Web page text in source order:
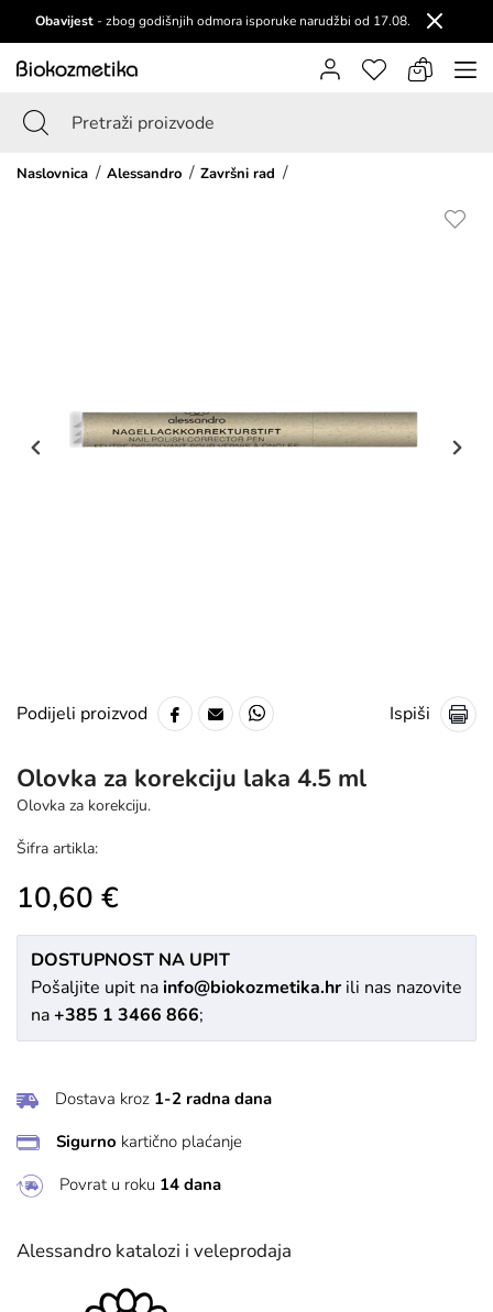
Obavijest - zbog godišnjih odmora isporuke narudžbi od 17.08.
Naslovnica Alessandro Završni rad
Podijeli proizvod Ispiši
Olovka za korekciju laka 4.5 ml
Olovka za korekciju.
Šifra artikla:
10,60 €
DOSTUPNOST NA UPIT
Pošaljite upit nainfo@biokozmetika.hrili nas nazovite
na+385 1 3466 866;
Dostava kroz 1-2 radna dana
Sigurno kartično plaćanje
Povrat u roku 14 dana
Alessandro katalozi i veleprodaja